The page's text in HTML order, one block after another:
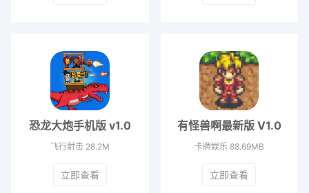
恐龙大炮手机版 v1.0
飞行射击 28.2M
立即查看
有怪兽啊最新版 V1.0
卡牌娱乐88.69MB
立即查看